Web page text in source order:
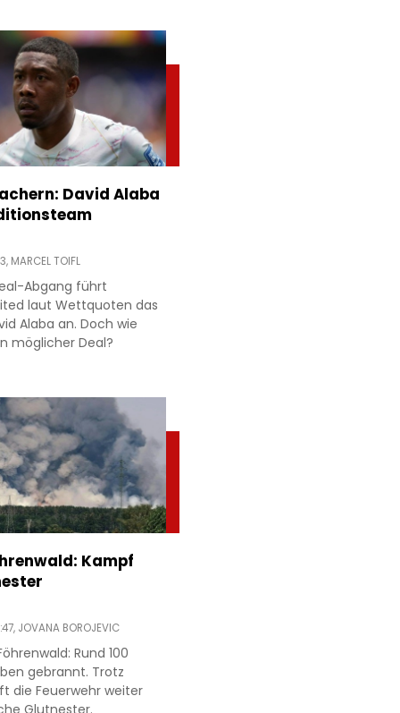
David Alaba
MARCEL TOIFL
Abgang führt
laut Wettquoten das
Alaba an. Doch wie
möglicher Deal?
Kampf
JOVANA BOROJEVIC
Rund 100
gebrannt. Trotz
die Feuerwehr weiter
Glutnester.